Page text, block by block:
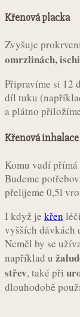
Křenová placka
Zvyšuje
omrzlinách,
Připravíme si 12
díl tuku
a plátno
Křenová inhalace
Komu vadí
Budeme
přelijeme 0,5l
I když je křen
vyšších
Neměl by se
například u
střev, také při
dlouhodobě